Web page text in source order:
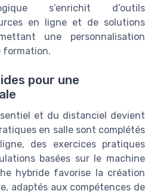
s’enrichit d’outils
en ligne et de solutions
une personnalisation
formation.
pour une
et du distanciel devient
en salle sont complétés
des exercices pratiques
basées sur le machine
hybride favorise la création
adaptés aux compétences de